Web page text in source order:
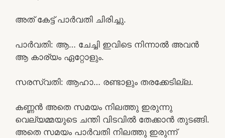
അത് കേട്ട് പാർവതി ചിരിച്ചു.
പാർവതി: ആ… ചേച്ചി ഇവിടെ നിന്നാൽ അവൻ
ആ കാര്യം ഏറ്റോളും.
സരസ്വതി: ആഹാ… രണ്ടാളും തരക്കേടില്ല.
കണ്ണൻ അതെ സമയം നിലത്തു ഇരുന്നു
വെല്യമ്മയുടെ ചന്തി വിടവിൽ തേക്കാൻ തുടങ്ങി.
അതെ സമയം പാർവതി നിലത്തു ഇരുന്ന്